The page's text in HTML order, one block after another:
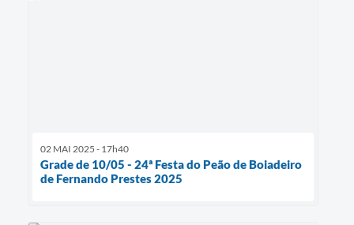
02 MAI 2025 - 17h40
Grade de 10/05 - 24ª Festa do Peão de Boiadeiro
de Fernando Prestes 2025